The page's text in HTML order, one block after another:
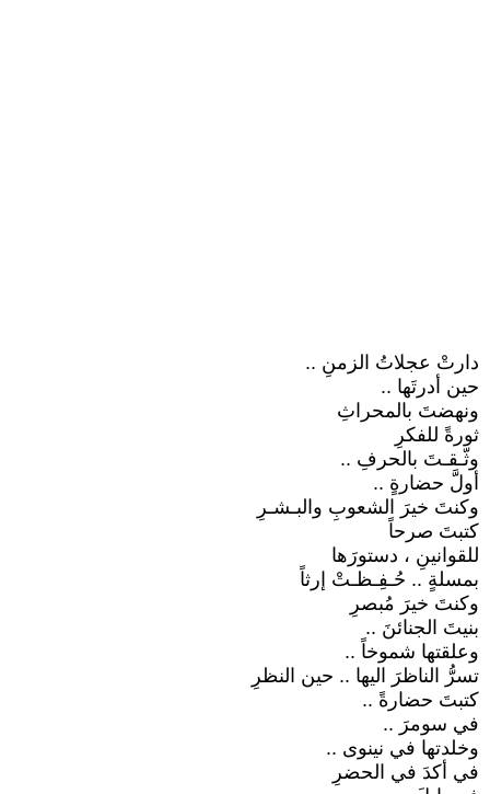
دارتْ عجلاتُ الزمنِ ..
حين أدرتَها ..
ونهضتَ بالمحراثِ
ثورةً للفكرِ
وثّـقـتَ بالحرفِ ..
أولَّ حضارةٍ ..
وكنتَ خيرَ الشعوبِ والبـشـرِ
كتبتَ صرحاً
للقوانينِ ، دستورَها
بمسلةٍ .. حُـفِـظـتْ إرثاً
وكنتَ خيرَ مُبصرِ
بنيتَ الجنائنَ ..
وعلقتها شموخاً ..
تسرُّ الناظرَ اليها .. حين النظرِ
كتبتَ حضارةً ..
في سومرَ ..
وخلدتها في نينوى ..
في أكدَ في الحضرِ